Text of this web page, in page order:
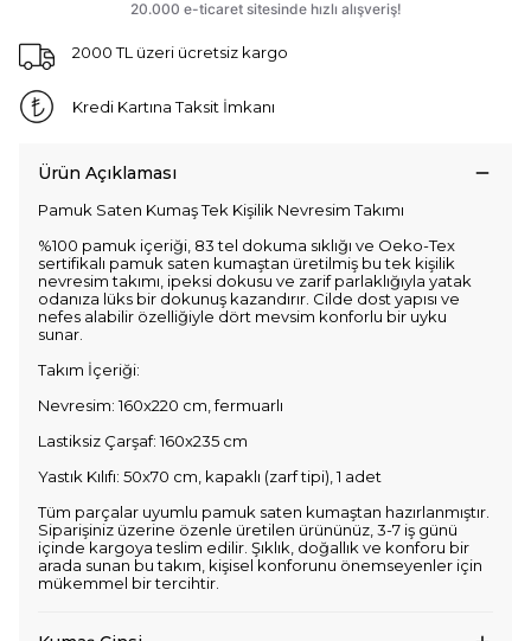
2000 TL üzeri ücretsiz kargo
Kredi Kartına Taksit İmkanı
Ürün Açıklaması
Pamuk Saten Kumaş Tek Kişilik Nevresim Takımı
%100 pamuk içeriği, 83 tel dokuma sıklığı ve Oeko-Tex
sertifikalı pamuk saten kumaştan üretilmiş bu tek kişilik
nevresim takımı, ipeksi dokusu ve zarif parlaklığıyla yatak
odanıza lüks bir dokunuş kazandırır. Cilde dost yapısı ve
nefes alabilir özelliğiyle dört mevsim konforlu bir uyku
sunar.
Takım İçeriği:
Nevresim: 160x220 cm, fermuarlı
Lastiksiz Çarşaf: 160x235 cm
Yastık Kılıfı: 50x70 cm, kapaklı (zarf tipi), 1 adet
Tüm parçalar uyumlu pamuk saten kumaştan hazırlanmıştır.
Siparişiniz üzerine özenle üretilen ürününüz, 3-7 iş günü
içinde kargoya teslim edilir. Şıklık, doğallık ve konforu bir
arada sunan bu takım, kişisel konforunu önemseyenler için
mükemmel bir tercihtir.